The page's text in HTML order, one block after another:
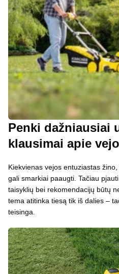
Penki dažniausiai
klausimai apie
Kiekvienas vejos entuziastas
gali smarkiai paaugti. Tačiau
taisyklių bei rekomendacijų būtų
tema atitinka tiesą tik iš dalies –
teisinga.